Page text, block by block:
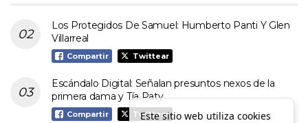
Los Protegidos De Samuel: Humberto Panti Y Glen
Villarreal
Compartir Twittear
Escándalo Digital: Señalan presuntos nexos de la
primera dama y Tía Paty
Compartir Twittear
Este sitio web utiliza cookies